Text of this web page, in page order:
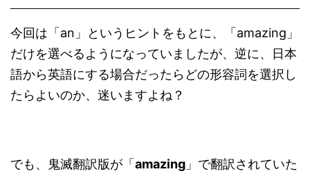
今回は「an」というヒントをもとに、「amazing」
だけを選べるようになっていましたが、逆に、日本
語から英語にする場合だったらどの形容詞を選択し
たらよいのか、迷いますよね？
でも、鬼滅翻訳版が「amazing 」で翻訳されていた